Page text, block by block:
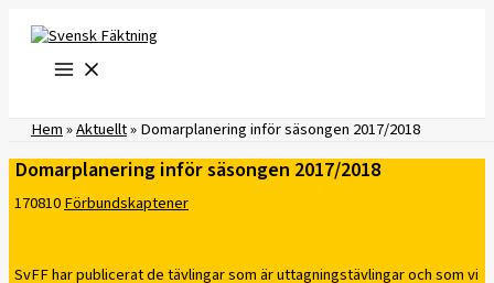
innehåll
Hem»Aktuellt»Domarplanering inför säsongen 2017/2018
Domarplanering inför säsongen 2017/2018
170810Förbundskaptener
SvFF har publicerat de tävlingar som är uttagningstävlingar och som vi